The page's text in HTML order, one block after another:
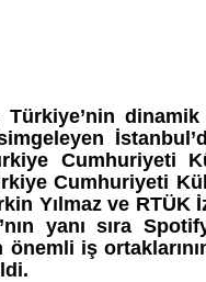
Türkiye’nin
Cumhuriyeti
Cumhuriyeti
Yılmaz ve RTÜK
yanı sıra
iş